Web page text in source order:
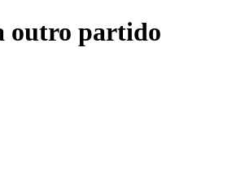
outro partido